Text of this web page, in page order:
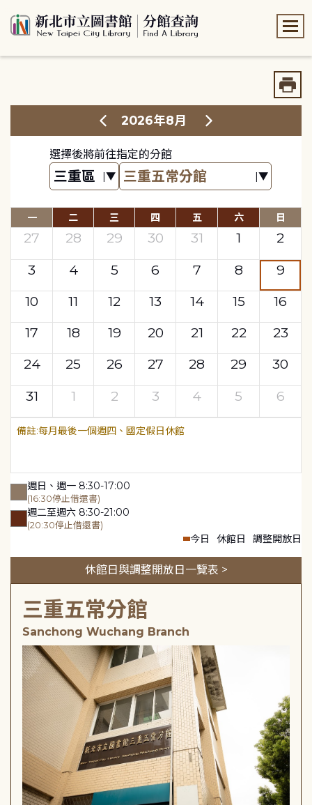
2026年8月
選擇後將前往指定的分館
一 二 三 四 五 六 日
27 28 29 30 31 1
2
3
4 5 6 7 8
9
10
11 12 13 14 15
16
17
18 19 20 21 22
23
24
25 26 27 28 29
30
31
1 2 3 4 5 6
每月最後一個週四、國定假日休館
週日、週一 8:30-17:00
(16:30停止借還書)
週二至週六 8:30-21:00
(20:30停止借還書)
今日 休館日 調整開放日
休館日與調整開放日一覽表 >
三重五常分館
Sanchong Wuchang Branch